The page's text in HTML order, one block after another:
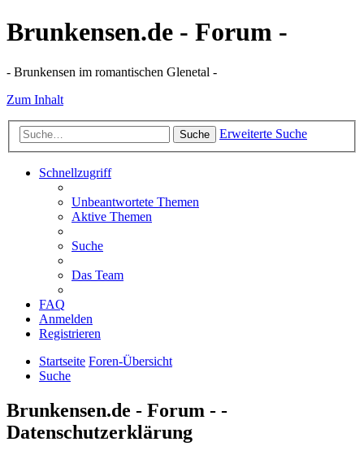
Brunkensen.de - Forum -
- Brunkensen im romantischen Glenetal -
Zum Inhalt
Suche Erweiterte Suche
Schnellzugriff
Unbeantwortete Themen
Aktive Themen
Suche
Das Team
FAQ
Anmelden
Registrieren
Startseite Foren-Übersicht
Suche
Brunkensen.de - Forum - -
Datenschutzerklärung